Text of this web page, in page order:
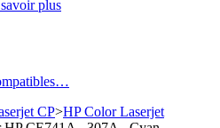
plus
CP>HP Color Laserjet